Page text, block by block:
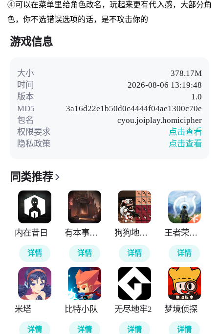
④可以在菜单里给角色改名，玩起来更有代入感，大部分角
色，你不选错误选项的话，是不攻击你的
游戏信息
大小
378.17M
时间
2026-08-06 13:19:48
版本
1.0
MD5
3a16d22e1b50d0c4444f04ae1300c70e
包名
cyou.joiplay.homicipher
权限要求
点击查看
隐私政策
点击查看
同类推荐
内在昔日
详情
有本事来开门
详情
狗狗地铁突围2
详情
王者荣耀世界
详情
米塔
详情
比特小队
详情
无尽地牢2
详情
梦境侦探
详情